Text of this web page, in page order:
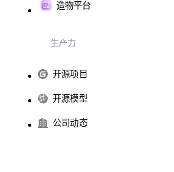
造物平台
生产力
开源项目
开源模型
公司动态